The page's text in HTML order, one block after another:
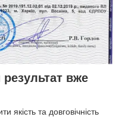
вже
якість та довговічність